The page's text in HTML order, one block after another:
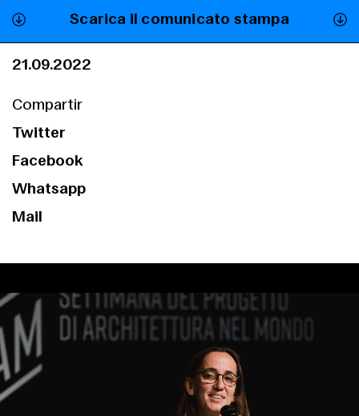
Servizi
Scarica il comunicato stampa
21.09.2022
Compartir
Twitter
Facebook
Whatsapp
Mail